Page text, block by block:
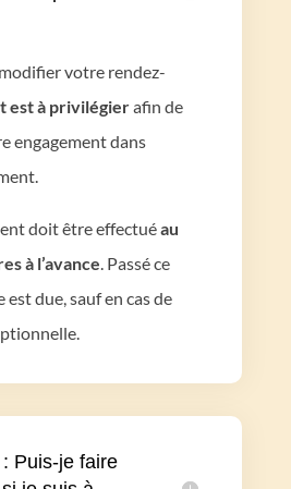
votre rendez-
est à privilégierafin de
engagement dans
doit être effectuéau
à l’avance. Passé ce
est due, sauf en cas de
Puis-je faire